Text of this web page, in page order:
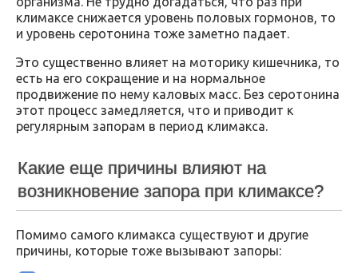
климаксе снижается уровень половых гормонов, то
и уровень серотонина тоже заметно падает.
Это существенно влияет на моторику кишечника, то
есть на его сокращение и на нормальное
продвижение по нему каловых масс. Без серотонина
этот процесс замедляется, что и приводит к
регулярным запорам в период климакса.
Какие еще причины влияют на
возникновение запора при климаксе?
Помимо самого климакса существуют и другие
причины, которые тоже вызывают запоры: